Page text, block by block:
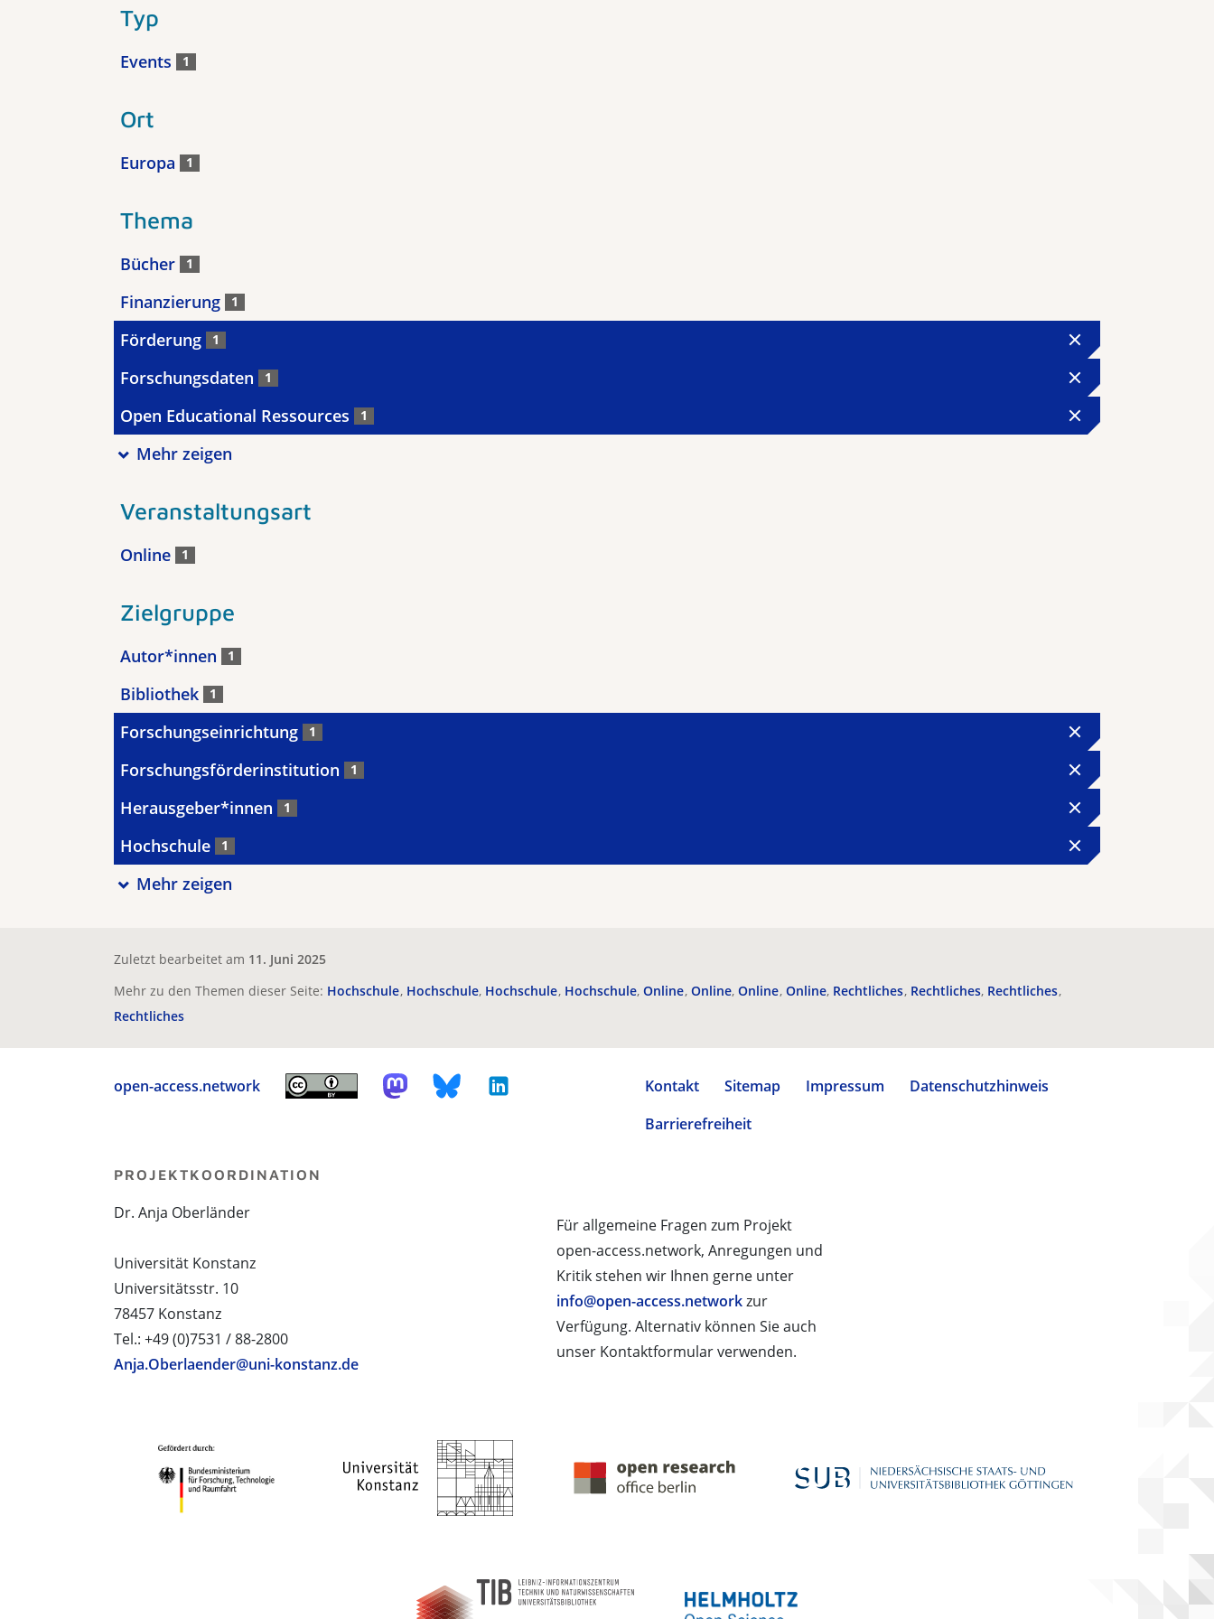
Typ
Events 1
Ort
Europa 1
Thema
Bücher 1
Finanzierung 1
Förderung 1
Forschungsdaten 1
Open Educational Ressources 1
Mehr zeigen
Veranstaltungsart
Online 1
Zielgruppe
Autor*innen 1
Bibliothek 1
Forschungseinrichtung 1
Forschungsförderinstitution 1
Herausgeber*innen 1
Hochschule 1
Mehr zeigen
Zuletzt bearbeitet am 11. Juni 2025
Mehr zu den Themen dieser Seite: Hochschule Hochschule Hochschule Hochschule Online Online Online Online Rechtliches Rechtliches Rechtliches
Rechtliches
open-access.network Kontakt Sitemap Impressum
Datenschutzhinweis
Barrierefreiheit
Für allgemeine Fragen zum Projekt
open-access.network, Anregungen und
Kritik stehen wir Ihnen gerne unter
info@open-access.networkzur
Verfügung. Alternativ können Sie auch
unser Kontaktformular verwenden.
PROJEKTKOORDINATION
Dr. Anja Oberländer
Universität Konstanz
Universitätsstr. 10
78457 Konstanz
Tel.: +49 (0)7531 / 88-2800
Anja.Oberlaender@uni-konstanz.de